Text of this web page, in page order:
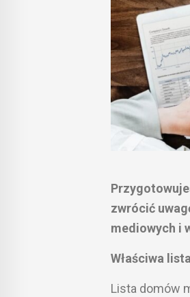
zwrócić
mediowych i
Właściwa
Lista domów